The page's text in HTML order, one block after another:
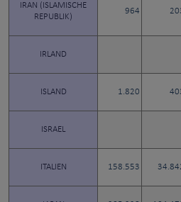
IRAN (ISLAMISCHE
REPUBLIK)
964
IRLAND
ISLAND 1.820
ISRAEL
ITALIEN 158.553